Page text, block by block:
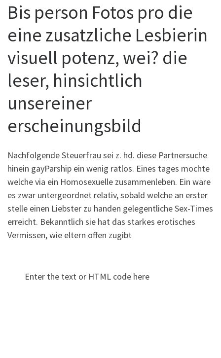
Bis person Fotos pro die
eine zusatzliche Lesbierin
visuell potenz, wei? die
leser, hinsichtlich
unsereiner
erscheinungsbild
Nachfolgende Steuerfrau sei z. hd. diese Partnersuche
hinein gayParship ein wenig ratlos. Eines tages mochte
welche via ein Homosexuelle zusammenleben. Ein ware
es zwar untergeordnet relativ, sobald welche an erster
stelle einen Liebster zu handen gelegentliche Sex-Times
erreicht. Bekanntlich sie hat das starkes erotisches
Vermissen, wie eltern offen zugibt
Enter the text or HTML code here